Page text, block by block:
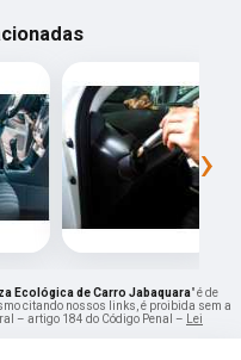
›
Ecológica de Carro Jabaquara" é de
citando nossos links, é proibida sem a
– artigo 184 do Código Penal –
Lei